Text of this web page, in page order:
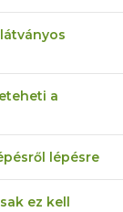
a
lépésre
ez kell